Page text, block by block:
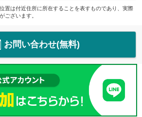
置は付近住所に所在することを表すものであり、実際
ございます。
お問い合わせ(無料)